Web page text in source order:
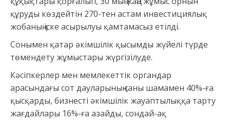
құруды көздейтін 270-тен астам инвестициялық
жобаның іске асырылуы қамтамасыз етілді.
Сонымен қатар әкімшілік қысымды жүйелі түрде
төмендету жұмыстары жүргізілуде.
Кәсіпкерлер мен мемлекеттік органдар
арасындағы сот дауларының саны шамамен 40%-ға
қысқарды, бизнесті әкімшілік жауаптылыққа тарту
жағдайлары 16%-ға азайды, сондай-ақ